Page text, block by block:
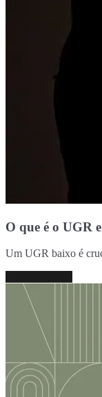
O que é o UGR
Um UGR baixo é